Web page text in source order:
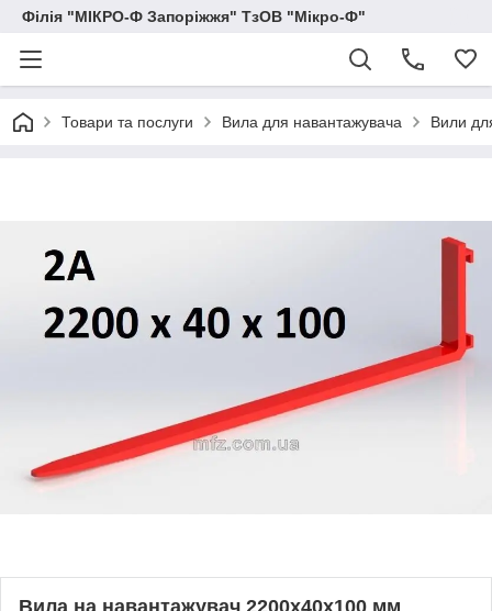
Філія "МІКРО-Ф Запоріжжя" ТзОВ "Мікро-Ф"
Товари та послуги Вила для навантажувача Вили
Вила на навантажувач 2200х40х100 мм